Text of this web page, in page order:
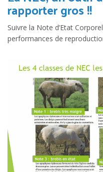
rapporter gros !!
Suivre la Note d’Etat
performances de